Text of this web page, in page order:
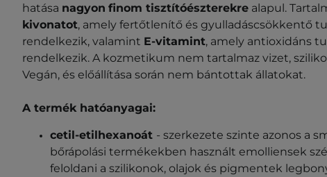
hatása nagyon finom tisztítóészterekre alapul.
kivonatot, amely fertőtlenítő és gyulladáscsökkentő
rendelkezik, valamint E-vitamint, amely antioxidáns
rendelkezik. A kozmetikum nem tartalmaz vizet,
Vegán, és előállítása során nem bántottak állatokat.
A termék hatóanyagai:
cetil-etilhexanoát - szerkezete szinte azonos a
bőrápolási termékekben használt emolliensek
feloldani a szilikonok, olajok és pigmentek